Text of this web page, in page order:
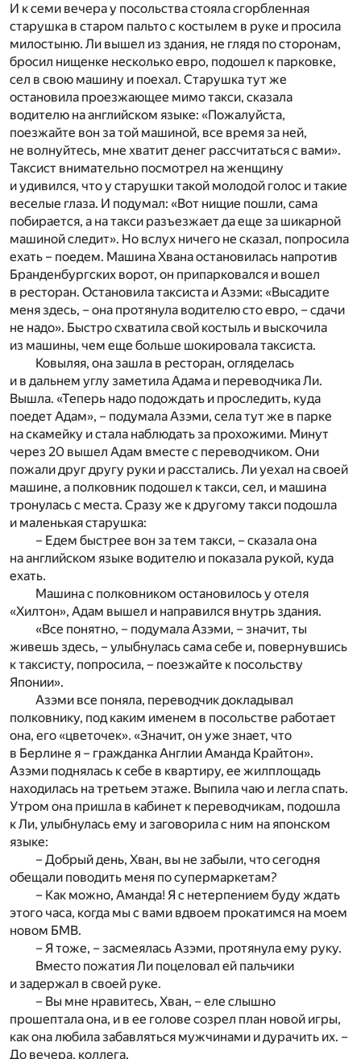
И к семи вечера у посольства стояла сгорбленная
старушка в старом пальто с костылем в руке и просила
милостыню. Ли вышел из здания, не глядя по сторонам,
бросил нищенке несколько евро, подошел к парковке,
сел в свою машину и поехал. Старушка тут же
остановила проезжающее мимо такси, сказала
водителю на английском языке: «Пожалуйста,
поезжайте вон за той машиной, все время за ней,
не волнуйтесь, мне хватит денег рассчитаться с вами».
Таксист внимательно посмотрел на женщину
и удивился, что у старушки такой молодой голос и такие
веселые глаза. И подумал: «Вот нищие пошли, сама
побирается, а на такси разъезжает да еще за шикарной
машиной следит». Но вслух ничего не сказал, попросила
ехать – поедем. Машина Хвана остановилась напротив
Бранденбургских ворот, он припарковался и вошел
в ресторан. Остановила таксиста и Азэми: «Высадите
меня здесь, – она протянула водителю сто евро, – сдачи
не надо». Быстро схватила свой костыль и выскочила
из машины, чем еще больше шокировала таксиста.
Ковыляя, она зашла в ресторан, огляделась
и в дальнем углу заметила Адама и переводчика Ли.
Вышла. «Теперь надо подождать и проследить, куда
поедет Адам», – подумала Азэми, села тут же в парке
на скамейку и стала наблюдать за прохожими. Минут
через 20 вышел Адам вместе с переводчиком. Они
пожали друг другу руки и расстались. Ли уехал на своей
машине, а полковник подошел к такси, сел, и машина
тронулась с места. Сразу же к другому такси подошла
и маленькая старушка:
– Едем быстрее вон за тем такси, – сказала она
на английском языке водителю и показала рукой, куда
ехать.
Машина с полковником остановилось у отеля
«Хилтон», Адам вышел и направился внутрь здания.
«Все понятно, – подумала Азэми, – значит, ты
живешь здесь, – улыбнулась сама себе и, повернувшись
к таксисту, попросила, – поезжайте к посольству
Японии».
Азэми все поняла, переводчик докладывал
полковнику, под каким именем в посольстве работает
она, его «цветочек». «Значит, он уже знает, что
в Берлине я – гражданка Англии Аманда Крайтон».
Азэми поднялась к себе в квартиру, ее жилплощадь
находилась на третьем этаже. Выпила чаю и легла спать.
Утром она пришла в кабинет к переводчикам, подошла
к Ли, улыбнулась ему и заговорила с ним на японском
языке:
– Добрый день, Хван, вы не забыли, что сегодня
обещали поводить меня по супермаркетам?
– Как можно, Аманда! Я с нетерпением буду ждать
этого часа, когда мы с вами вдвоем прокатимся на моем
новом БМВ.
– Я тоже, – засмеялась Азэми, протянула ему руку.
Вместо пожатия Ли поцеловал ей пальчики
и задержал в своей руке.
– Вы мне нравитесь, Хван, – еле слышно
прошептала она, и в ее голове созрел план новой игры,
как она любила забавляться мужчинами и дурачить их. –
До вечера, коллега.